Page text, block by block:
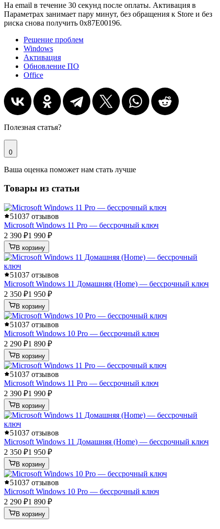
На email в течение 30 секунд после оплаты. Активация в
Параметрах занимает пару минут, без обращения к Store и без
риска снова получить 0x87E00196.
Решение проблем
Windows
Активация
Обновление ПО
Office
Полезная статья?
0
Ваша оценка поможет нам стать лучше
Товары из статьи
51037 отзывов
Microsoft Windows 11 Pro — бессрочный ключ
2 390 ₽1 990 ₽
В корзину
51037 отзывов
Microsoft Windows 11 Домашняя (Home) — бессрочный ключ
2 350 ₽1 950 ₽
В корзину
51037 отзывов
Microsoft Windows 10 Pro — бессрочный ключ
2 290 ₽1 890 ₽
В корзину
51037 отзывов
Microsoft Windows 11 Pro — бессрочный ключ
2 390 ₽1 990 ₽
В корзину
51037 отзывов
Microsoft Windows 11 Домашняя (Home) — бессрочный ключ
2 350 ₽1 950 ₽
В корзину
51037 отзывов
Microsoft Windows 10 Pro — бессрочный ключ
2 290 ₽1 890 ₽
В корзину